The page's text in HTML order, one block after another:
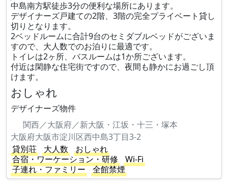
中島南方駅徒歩3分の便利な場所にあります。
デザイナーズ戸建ての2階、3階の完全プライベート貸し
切りとなります。
2ベッドルームに合計9台のセミダブルベッドがございま
すので、大人数でのお泊りに最適です。
トイレは2ヶ所、バスルームは1か所ございます。
付近は閑静な住宅街ですので、夜間も静かにお過ごし頂
けます。
おしゃれ
デザイナーズ物件
関西／大阪府／新大阪・江坂・十三・塚本
大阪府大阪市淀川区西中島3丁目3-2
貸別荘
大人数
おしゃれ
合宿・ワーケーション・研修
Wi-Fi
子連れ・ファミリー
全館禁煙